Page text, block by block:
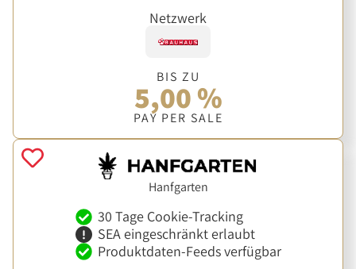
Netzwerk
BIS ZU
5,00 %
PAY PER SALE
Hanfgarten
30 Tage Cookie-Tracking
SEA eingeschränkt erlaubt
Produktdaten-Feeds verfügbar